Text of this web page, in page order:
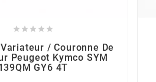
    
/ Couronne De
Peugeot Kymco SYM
GY6 4T